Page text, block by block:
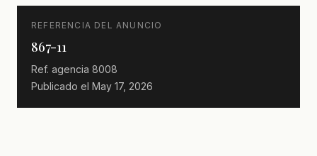
REFERENCIA DEL ANUNCIO
867-11
Ref. agencia 8008
Publicado el May 17, 2026